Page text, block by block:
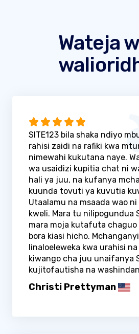
Wateja
SITE123 bila shaka ndiyo
rahisi zaidi na rafiki kwa
nimewahi kukutana naye.
wa usaidizi kupitia chat ni
hali ya juu, na kufanya
kuunda tovuti ya kuvutia
Utaalamu na msaada wao ni
kweli. Mara tu nilipogundua
mara moja kutafuta chaguo
bora kiasi hicho.
linaloeleweka kwa urahisi
kiwango cha juu unaifanya
kujitofautisha na
Christi Prettyman